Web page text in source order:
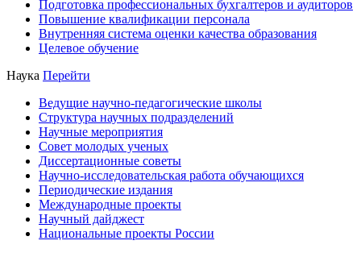
Подготовка профессиональных бухгалтеров и аудиторов
Повышение квалификации персонала
Внутренняя система оценки качества образования
Целевое обучение
Наука Перейти
Ведущие научно-педагогические школы
Структура научных подразделений
Научные мероприятия
Совет молодых ученых
Диссертационные советы
Научно-исследовательская работа обучающихся
Периодические издания
Международные проекты
Научный дайджест
Национальные проекты России